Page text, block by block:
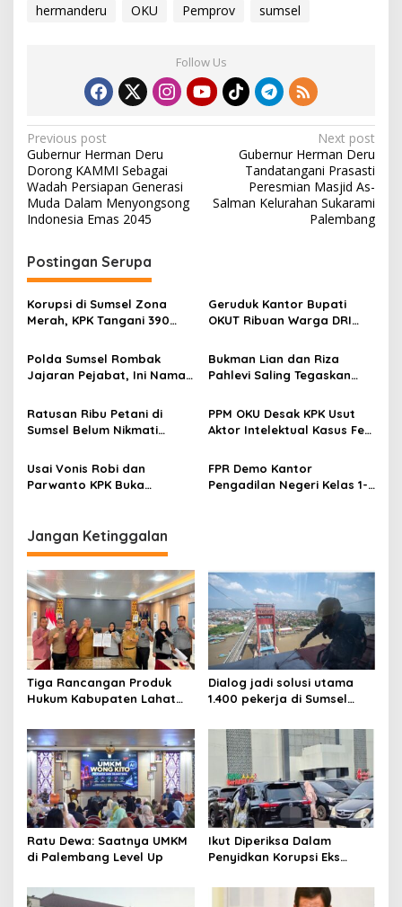
hermanderu OKU Pemprov sumsel
Follow Us
P
o
s
t
a
v
i
a
i
n
Previous post
Gubernur Herman Deru
Dorong KAMMI Sebagai
Wadah Persiapan Generasi
Muda Dalam Menyongsong
Indonesia Emas 2045
Next post
Gubernur Herman Deru
Tandatangani Prasasti
Peresmian Masjid As-
Salman Kelurahan Sukarami
Palembang
Postingan Serupa
Korupsi di Sumsel Zona
Merah, KPK Tangani 390
2019 – 2025, KPK Ingatkan
Gubernur Sumsel Herman
Deru Perbaiki Tata Kelola
Geruduk Kantor Bupati
OKUT Ribuan Warga DRI
Karya Makmur
Polda Sumsel Rombak
Jajaran Pejabat, Ini Nama-
Dimutasi
Bukman Lian dan Riza
Pahlevi Saling Tegaskan
PB PGRI Memanas
Ratusan Ribu Petani di
Sumsel Belum Nikmati
Belum Merata
PPM OKU Desak KPK Usut
Aktor Intelektual Kasus Fee
Usai Vonis Robi dan
Parwanto KPK Buka
FPR Demo Kantor
Pengadilan Negeri Kelas 1-
Jangan Ketinggalan
Tiga Rancangan Produk
Hukum Kabupaten Lahat
Harmonisasi
Dialog jadi solusi utama
1.400 pekerja di Sumsel
Ratu Dewa: Saatnya UMKM
di Palembang Level Up
Ikut Diperiksa Dalam
Penyidkan Korupsi Eks
Palembang